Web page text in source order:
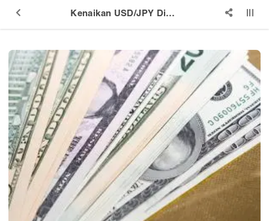
Kenaikan USD/JPY Ditengah Sesi Asia yang Tenang